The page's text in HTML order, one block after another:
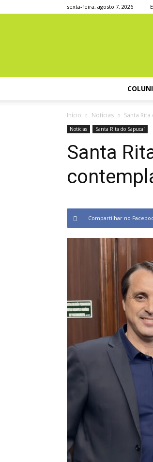
sexta-feira, agosto 7, 2026
Início Notícias Santa
Notícias Santa Rita do Sapucaí
Santa
Compartilhar no